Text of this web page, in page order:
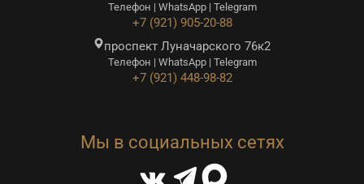
Телефон | WhatsApp | Telegram
+7 (921) 905-20-88
проспект Луначарского 76к2
Телефон | WhatsApp | Telegram
+7 (921) 448-98-82
Мы в социальных сетях